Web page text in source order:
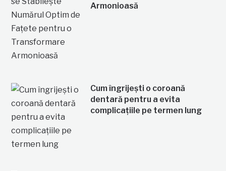
Armonioasă
Cum îngrijești o coroană
dentară pentru a evita
complicațiile pe termen lung